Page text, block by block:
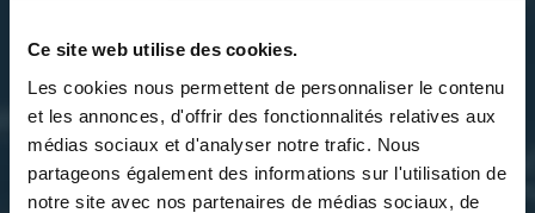
Ce site web utilise des cookies.
Les cookies nous permettent de personnaliser le contenu
et les annonces, d'offrir des fonctionnalités relatives aux
médias sociaux et d'analyser notre trafic. Nous
partageons également des informations sur l'utilisation de
notre site avec nos partenaires de médias sociaux, de